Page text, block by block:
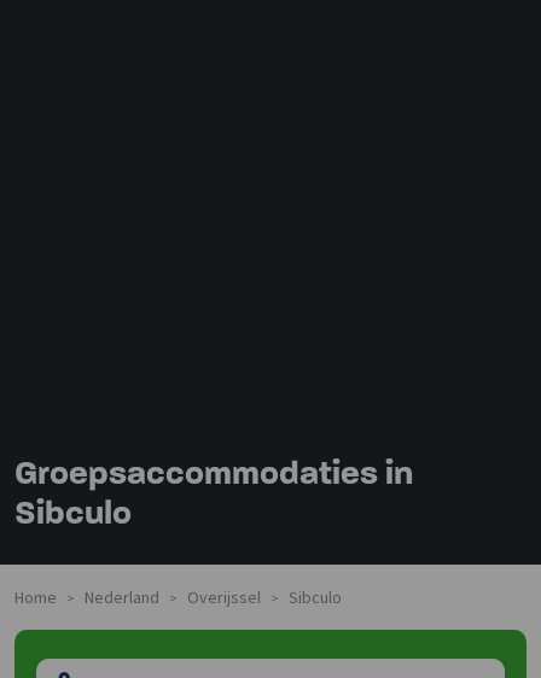
Groepsaccommodaties in
Sibculo
Home > Nederland > Overijssel > Sibculo